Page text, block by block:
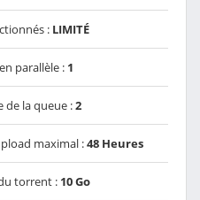
: LIMITÉ
parallèle : 1
de la queue :2
maximal :48 Heures
torrent : 10 Go